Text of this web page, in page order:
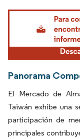
Imagen © Mordor
Panorama
El Mercado de
Taiwán exhibe una
participación de
principales